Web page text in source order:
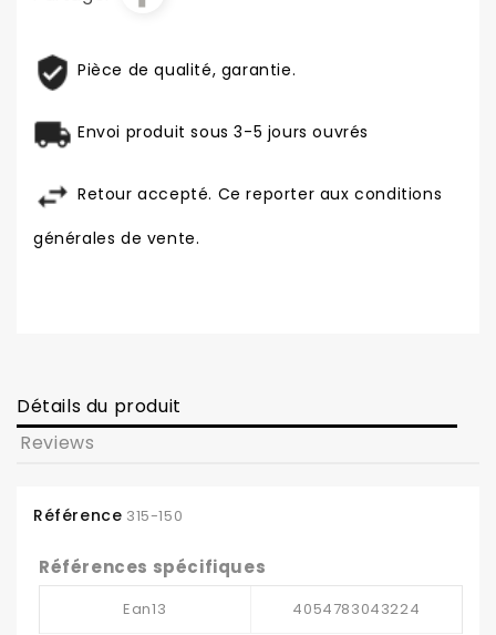
Pièce de qualité, garantie.
Envoi produit sous 3-5 jours ouvrés
Retour accepté. Ce reporter aux conditions
générales de vente.
Détails du produit
Reviews
Référence 315-150
Références spécifiques
Ean13 4054783043224